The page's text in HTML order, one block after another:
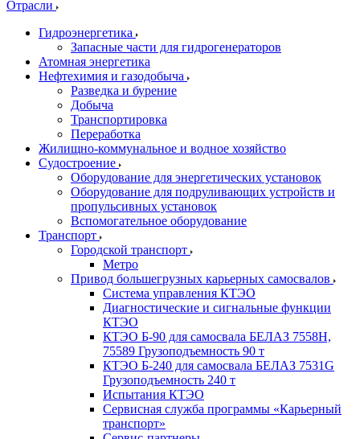
Отрасли
Гидроэнергетика
Запасные части для гидрогенераторов
Атомная энергетика
Нефтехимия и газодобыча
Разведка и бурение
Добыча
Транспортировка
Переработка
Жилищно-коммунальное и водное хозяйство
Судостроение
Оборудование для энергетических установок
Оборудование для подруливающих устройств и
пропульсивных установок
Вспомогательное оборудование
Транспорт
Городской транспорт
Метро
Привод большегрузных карьерных самосвалов
Система управления КТЭО
Диагностические и сигнальные функции
КТЭО
КТЭО Б-90 для самосвала БЕЛАЗ 7558H,
75589 Грузоподъемность 90 т
КТЭО Б-240 для самосвала БЕЛАЗ 7531G
Грузоподъемность 240 т
Испытания КТЭО
Сервисная служба программы «Карьерный
транспорт»